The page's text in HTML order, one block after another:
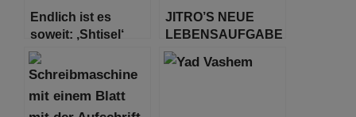
Endlich ist es
soweit: ‚Shtisel‘
Staffel 3 hat einen
Trailer
JITRO’S NEUE
LEBENSAUFGABE